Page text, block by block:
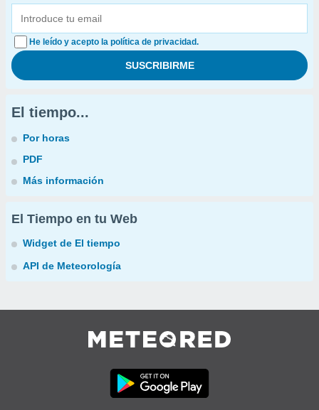
He leído y acepto la política de privacidad.
El tiempo...
Por horas
PDF
Más información
El Tiempo en tu Web
Widget de El tiempo
API de Meteorología